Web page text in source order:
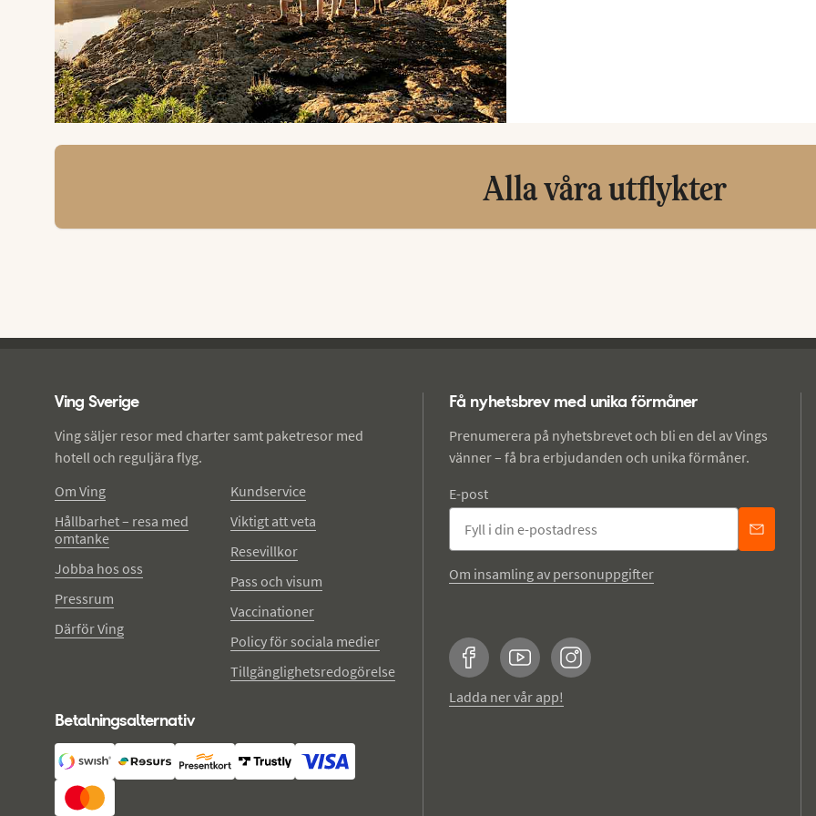
Alla våra utflykter
Ving Sverige
Ving säljer resor med charter samt paketresor med
hotell och reguljära flyg.
Om Ving
Hållbarhet – resa med
omtanke
Jobba hos oss
Pressrum
Därför Ving
Kundservice
Viktigt att veta
Resevillkor
Pass och visum
Vaccinationer
Policy för sociala medier
Tillgänglighetsredogörelse
Betalningsalternativ
Få nyhetsbrev med unika förmåner
Prenumerera på nyhetsbrevet och bli en del av Vings
vänner – få bra erbjudanden och unika förmåner.
E-post
Om insamling av personuppgifter
FacebookYouTubeInstagram
Ladda ner vår app!